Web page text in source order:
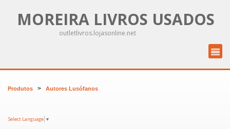
MOREIRA LIVROS USADOS
outletlivros.lojasonline.net
Produtos > Autores Lusófanos
Select Language ▼